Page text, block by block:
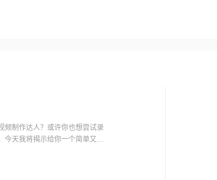
频制作达人？或许你也想尝试录
今天我将揭示给你一个简单又有
们一起开启视频制作的奇妙之旅